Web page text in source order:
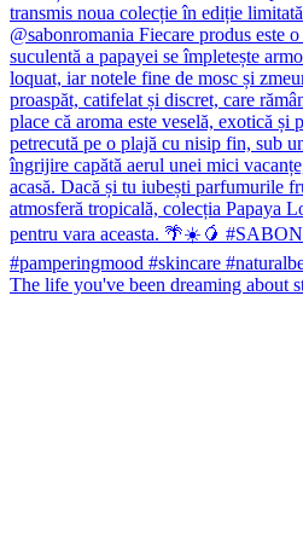
The life you've been dreaming about